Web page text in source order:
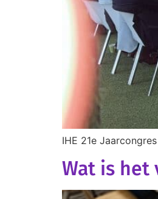
IHE 21e
Wat is het